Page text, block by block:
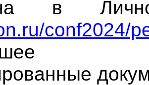
в
conf2024/